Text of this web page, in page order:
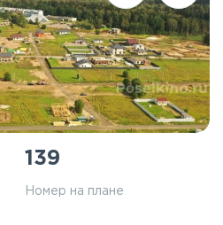
139
Номер на плане